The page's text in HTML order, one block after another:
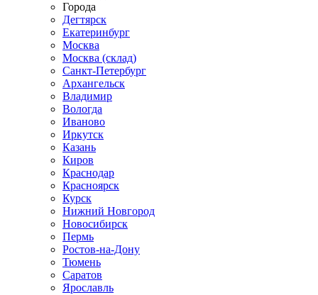
Города
Дегтярск
Екатеринбург
Москва
Москва (склад)
Санкт-Петербург
Архангельск
Владимир
Вологда
Иваново
Иркутск
Казань
Киров
Краснодар
Красноярск
Курск
Нижний Новгород
Новосибирск
Пермь
Ростов-на-Дону
Тюмень
Саратов
Ярославль